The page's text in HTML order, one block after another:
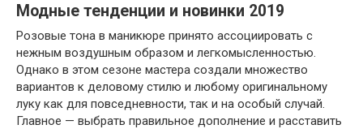
Модные тенденции и новинки 2019
Розовые тона в маникюре принято ассоциировать с
нежным воздушным образом и легкомысленностью.
Однако в этом сезоне мастера создали множество
вариантов к деловому стилю и любому оригинальному
луку как для повседневности, так и на особый случай.
Главное — выбрать правильное дополнение и расставить